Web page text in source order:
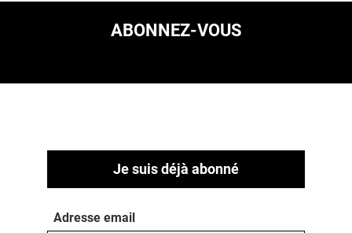
ABONNEZ-VOUS
Je suis déjà abonné
Adresse email